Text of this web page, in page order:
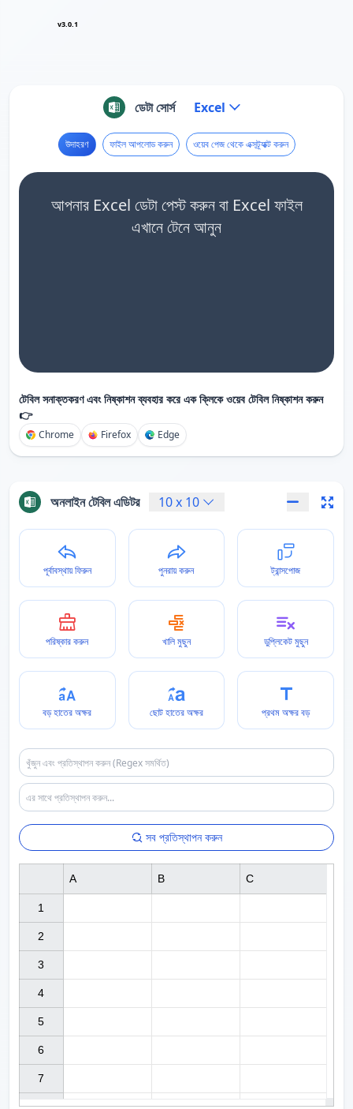
v3.0.1
ডেটা সোর্স Excel
উদাহরণ ফাইল আপলোড করুন ওয়েব পেজ থেকে এক্সট্র্যাক্ট করুন
আপনার Excel ডেটা পেস্ট করুন বা Excel ফাইল
এখানে টেনে আনুন
টেবিল সনাক্তকরণ এবং নিষ্কাশন ব্যবহার করে এক ক্লিকে ওয়েব টেবিল নিষ্কাশন করুন
👉
Chrome Firefox Edge
অনলাইন টেবিল এডিটর 10x 10
পূর্বাবস্থায় ফিরুন পুনরায় করুন ট্রান্সপোজ
পরিষ্কার করুন খালি মুছুন ডুপ্লিকেট মুছুন
বড় হাতের অক্ষর ছোট হাতের অক্ষর প্রথম অক্ষর বড়
সব প্রতিস্থাপন করুন
1
2
3
4
5
6
7
A B C